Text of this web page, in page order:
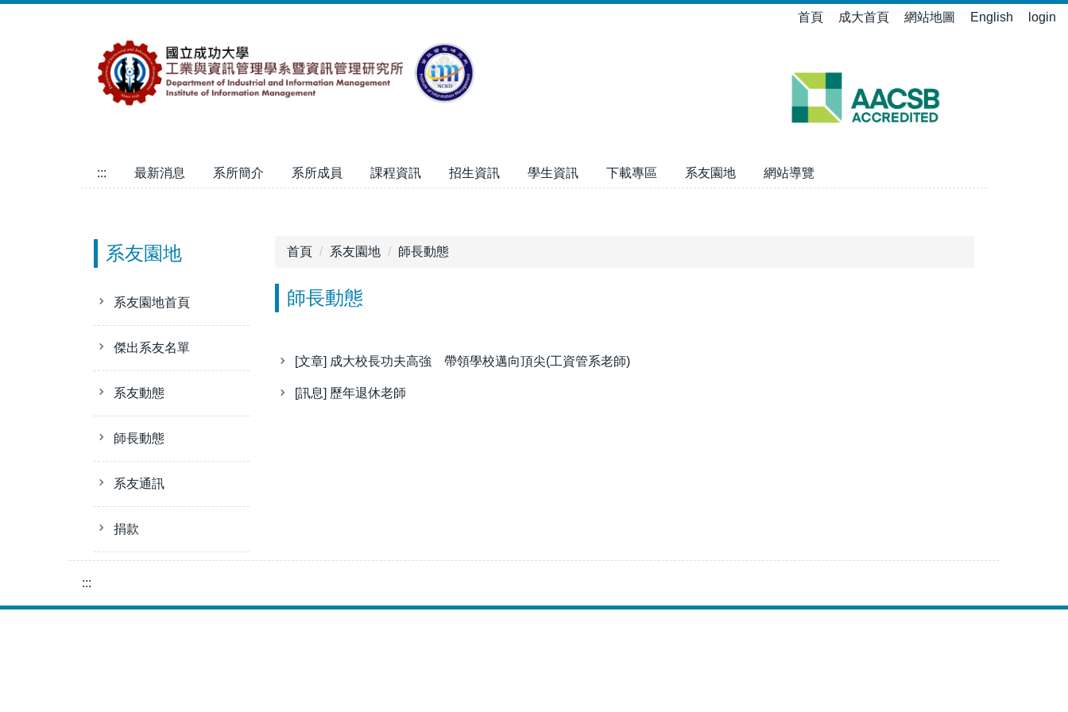
首頁 成大首頁 網站地圖 English login
::: 最新消息 系所簡介 系所成員 課程資訊 招生資訊 學生資訊 下載專區 系友園地 網站導覽
系友園地
系友園地首頁
傑出系友名單
系友動態
師長動態
系友通訊
捐款
首頁 系友園地 師長動態
師長動態
[文章] 成大校長功夫高強 帶領學校邁向頂尖(工資管系老師)
[訊息] 歷年退休老師
:::